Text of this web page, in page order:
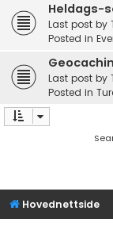
Heldags-
Last post by
Posted in
Last post by
Posted in
Hovednettside